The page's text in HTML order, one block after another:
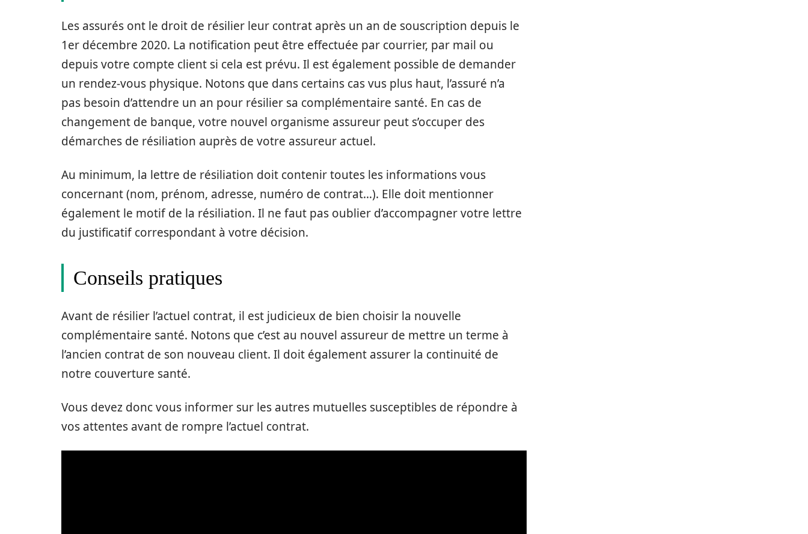
Les assurés ont le droit de résilier leur contrat après un an de souscription depuis le
1er décembre 2020. La notification peut être effectuée par courrier, par mail ou
depuis votre compte client si cela est prévu. Il est également possible de demander
un rendez-vous physique. Notons que dans certains cas vus plus haut, l’assuré n’a
pas besoin d’attendre un an pour résilier sa complémentaire santé. En cas de
changement de banque, votre nouvel organisme assureur peut s’occuper des
démarches de résiliation auprès de votre assureur actuel.
Au minimum, la lettre de résiliation doit contenir toutes les informations vous
concernant (nom, prénom, adresse, numéro de contrat…). Elle doit mentionner
également le motif de la résiliation. Il ne faut pas oublier d’accompagner votre lettre
du justificatif correspondant à votre décision.
Conseils pratiques
Avant de résilier l’actuel contrat, il est judicieux de bien choisir la nouvelle
complémentaire santé. Notons que c’est au nouvel assureur de mettre un terme à
l’ancien contrat de son nouveau client. Il doit également assurer la continuité de
notre couverture santé.
Vous devez donc vous informer sur les autres mutuelles susceptibles de répondre à
vos attentes avant de rompre l’actuel contrat.